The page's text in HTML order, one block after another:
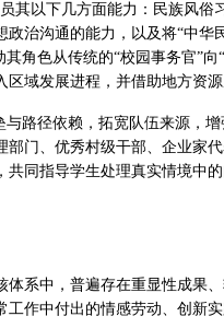
其以下几方面能力：民族风
治沟通的能力，以及将“中
角色从传统的“校园事务官”
域发展进程，并借助地方资
路径依赖，拓宽队伍来源，
门、优秀村级干部、企业家
同指导学生处理真实情境中
系中，普遍存在重显性成果
作中付出的情感劳动、创新